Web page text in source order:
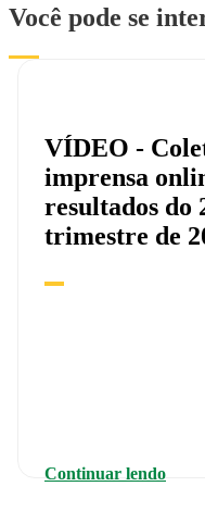
Você pode se
VÍDEO -
imprensa
resultados do
trimestre de
Continuar lendo